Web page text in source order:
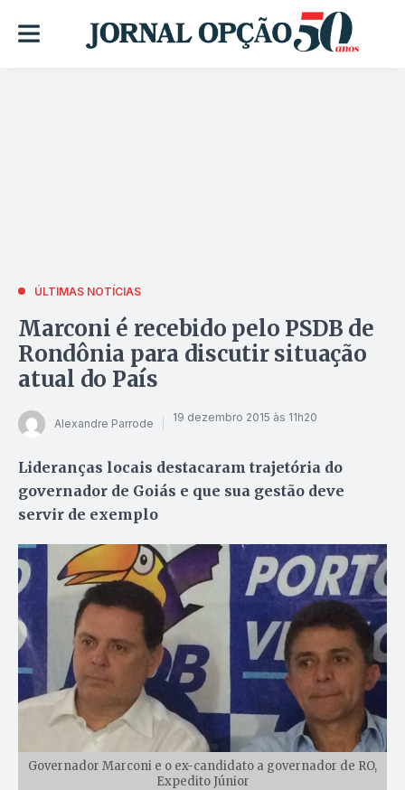
ÚLTIMAS NOTÍCIAS
Marconi é recebido pelo PSDB de
Rondônia para discutir situação
atual do País
Alexandre Parrode 19 dezembro 2015 às 11h20
Lideranças locais destacaram trajetória do
governador de Goiás e que sua gestão deve
servir de exemplo
Governador Marconi e o ex-candidato a governador de RO,
Expedito Júnior